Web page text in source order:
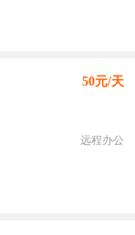
50元/天
远程办公